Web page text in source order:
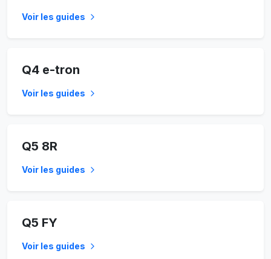
Voir les guides
Q4 e-tron
Voir les guides
Q5 8R
Voir les guides
Q5 FY
Voir les guides